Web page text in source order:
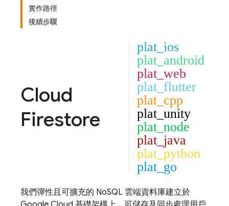
實作路徑
後續步驟
Cloud
Firestore
plat_ios
plat_android
plat_web
plat_flutter
plat_cpp
plat_unity
plat_node
plat_java
plat_python
plat_go
我們彈性且可擴充的 NoSQL 雲端資料庫建立於